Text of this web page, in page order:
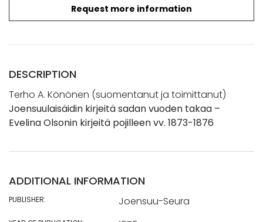
Request more information
DESCRIPTION
Terho A. Könönen (suomentanut ja toimittanut)
Joensuulaisäidin kirjeitä sadan vuoden takaa –
Evelina Olsonin kirjeitä pojilleen vv. 1873-1876
ADDITIONAL INFORMATION
PUBLISHER: Joensuu-Seura